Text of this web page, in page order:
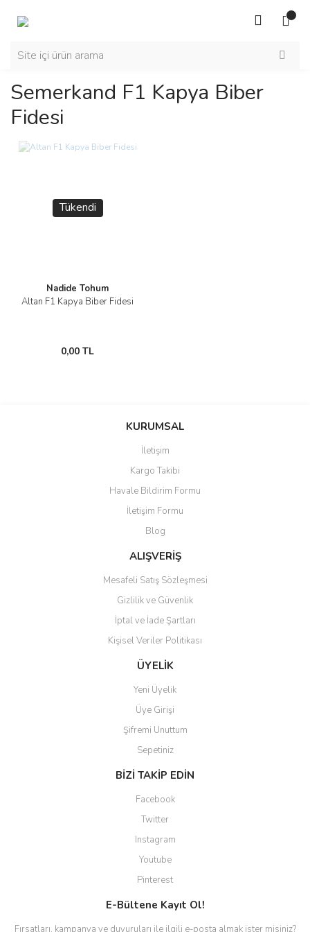
Semerkand F1 Kapya Biber
Fidesi
Tükendi
Nadide Tohum
Altan F1 Kapya Biber Fidesi
0,00 TL
KURUMSAL
İletişim
Kargo Takibi
Havale Bildirim Formu
İletişim Formu
Blog
ALIŞVERİŞ
Mesafeli Satış Sözleşmesi
Gizlilik ve Güvenlik
İptal ve İade Şartları
Kişisel Veriler Politikası
ÜYELİK
Yeni Üyelik
Üye Girişi
Şifremi Unuttum
Sepetiniz
BİZİ TAKİP EDİN
Facebook
Twitter
Instagram
Youtube
Pinterest
E-Bültene Kayıt Ol!
Fırsatları, kampanya ve duyuruları ile ilgili e-posta almak ister misiniz?